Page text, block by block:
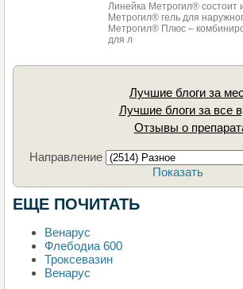
Линейка Метрогил® состоит
Метрогил® гель для
Метрогил® Плюс –
для л
Лучшие блоги за
Лучшие блоги за все
Отзывы о
Направление
Показать
ЕЩЕ ПОЧИТАТЬ
Венарус
Флебодиа 600
Троксевазин
Венарус